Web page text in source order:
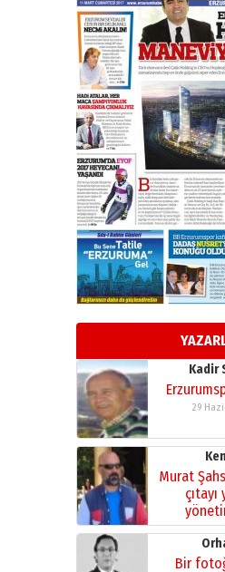
31
A.
BİR
28
Ahmet
26
Ardında
gönül
13
Başkan
bir
02
Kadir
29
Murat
çıtayı
17 Şubat 2026 Salı
Bir